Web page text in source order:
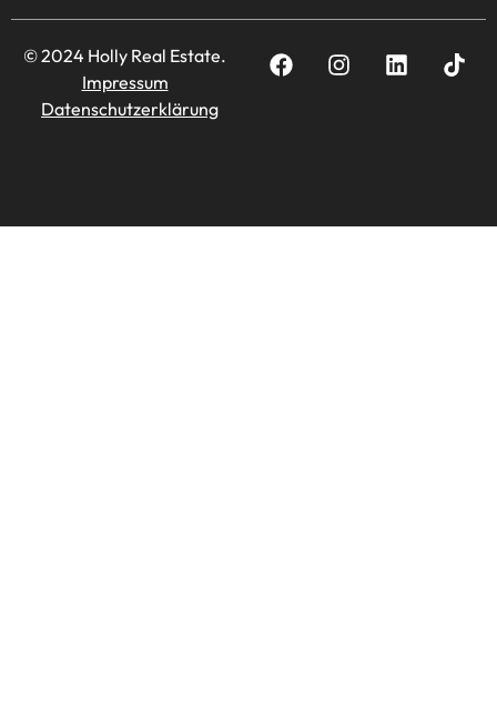
© 2024 Holly Real Estate.
Impressum
Datenschutzerklärung